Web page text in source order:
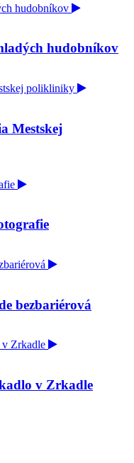
hudobníkov
Mestskej
bezbariérová
v Zrkadle